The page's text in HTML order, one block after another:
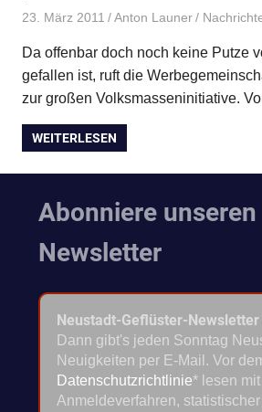
23. März 2011 Anton Launer
Da offenbar doch noch keine Putze
gefallen ist, ruft die
zur großen Volksmasseninitiative.
WEITERLESEN
Abonniere unseren
Newsletter
Neustadt-Geflüster-Newsletter
Dann gibt's jeden Sonntag
Neuigkeiten per E-Mail. Vor
Datenschutzrichtlinie* lesen
Anmeldeverfahren,